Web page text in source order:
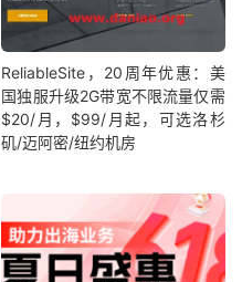
ReliableSite，20周年优惠：美
国独服升级2G带宽不限流量仅需
$20/月，$99/月起，可选洛杉
矶/迈阿密/纽约机房